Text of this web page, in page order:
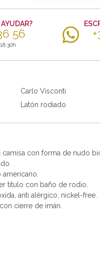
56
Carlo Visconti
Latón rodiado
con forma de nudo
titulo con baño de rodio.
anti alérgico, nickel-free.
cierre de imán.